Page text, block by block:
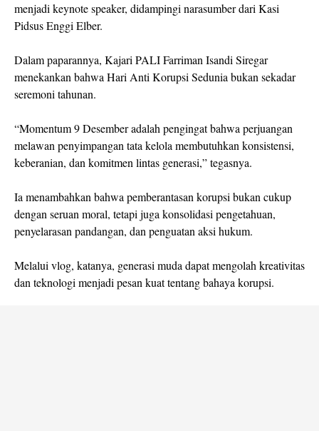
menjadi keynote speaker, didampingi narasumber dari Kasi
Pidsus Enggi Elber.
Dalam paparannya, Kajari PALI Farriman Isandi Siregar
menekankan bahwa Hari Anti Korupsi Sedunia bukan sekadar
seremoni tahunan.
“Momentum 9 Desember adalah pengingat bahwa perjuangan
melawan penyimpangan tata kelola membutuhkan konsistensi,
keberanian, dan komitmen lintas generasi,” tegasnya.
Ia menambahkan bahwa pemberantasan korupsi bukan cukup
dengan seruan moral, tetapi juga konsolidasi pengetahuan,
penyelarasan pandangan, dan penguatan aksi hukum.
Melalui vlog, katanya, generasi muda dapat mengolah kreativitas
dan teknologi menjadi pesan kuat tentang bahaya korupsi.